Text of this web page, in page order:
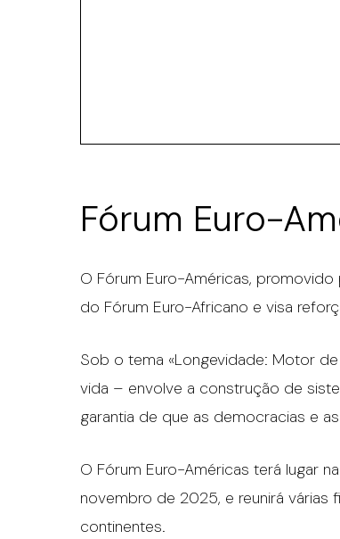
Fórum Euro-
O Fórum Euro-Américas,
do Fórum Euro-Africano e visa
Sob o tema «Longevidade: Motor
vida – envolve a construção de
garantia de que as democracias e
O Fórum Euro-Américas terá lugar
novembro de 2025, e reunirá várias
continentes.